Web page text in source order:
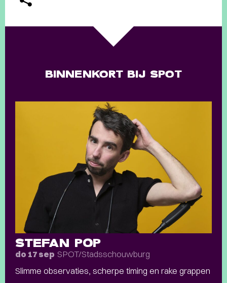
BINNENKORT BIJ SPOT
STEFAN POP
do 17 sep SPOT/Stadsschouwburg
Slimme observaties, scherpe timing en rake grappen